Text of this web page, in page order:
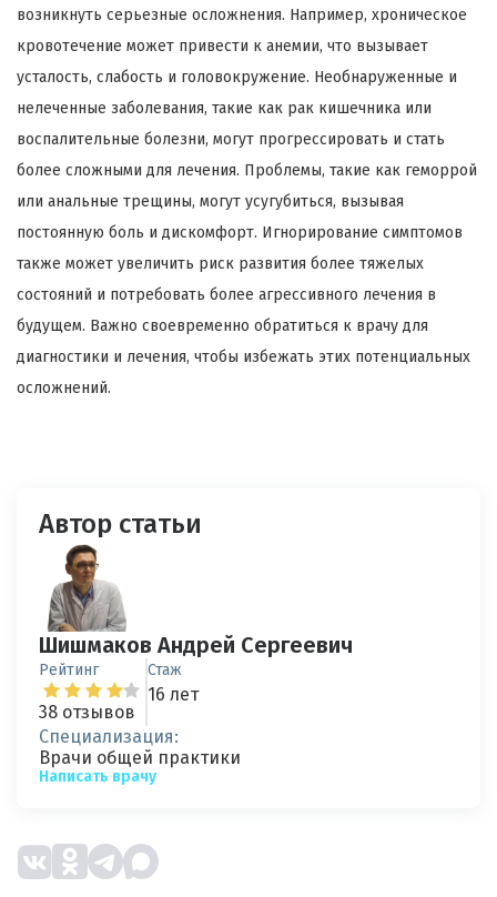
возникнуть серьезные осложнения. Например, хроническое
кровотечение может привести к анемии, что вызывает
усталость, слабость и головокружение. Необнаруженные и
нелеченные заболевания, такие как рак кишечника или
воспалительные болезни, могут прогрессировать и стать
более сложными для лечения. Проблемы, такие как геморрой
или анальные трещины, могут усугубиться, вызывая
постоянную боль и дискомфорт. Игнорирование симптомов
также может увеличить риск развития более тяжелых
состояний и потребовать более агрессивного лечения в
будущем. Важно своевременно обратиться к врачу для
диагностики и лечения, чтобы избежать этих потенциальных
осложнений.
Автор статьи
Шишмаков Андрей Сергеевич
Рейтинг
38 отзывов
Стаж
16 лет
Специализация:
Врачи общей практики
Написать врачу